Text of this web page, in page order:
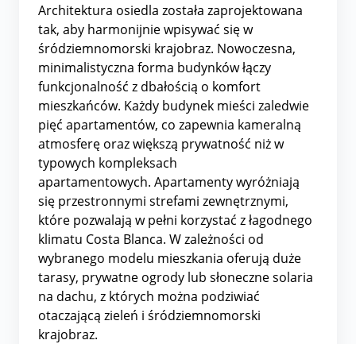
Architektura osiedla została zaprojektowana
tak, aby harmonijnie wpisywać się w
śródziemnomorski krajobraz. Nowoczesna,
minimalistyczna forma budynków łączy
funkcjonalność z dbałością o komfort
mieszkańców. Każdy budynek mieści zaledwie
pięć apartamentów, co zapewnia kameralną
atmosferę oraz większą prywatność niż w
typowych kompleksach
apartamentowych. Apartamenty wyróżniają
się przestronnymi strefami zewnętrznymi,
które pozwalają w pełni korzystać z łagodnego
klimatu Costa Blanca. W zależności od
wybranego modelu mieszkania oferują duże
tarasy, prywatne ogrody lub słoneczne solaria
na dachu, z których można podziwiać
otaczającą zieleń i śródziemnomorski
krajobraz.